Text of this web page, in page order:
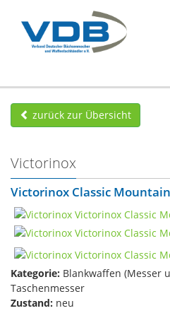
zurück zur Übersicht
Victorinox
Victorinox Classic
Kategorie: Blankwaffen (Messer
Taschenmesser
Zustand: neu